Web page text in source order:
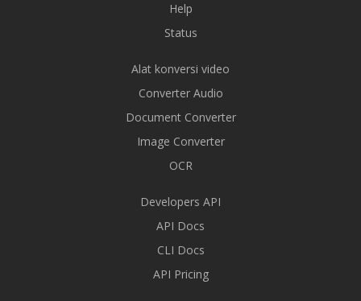
Help
Status
Alat konversi video
Converter Audio
Document Converter
Image Converter
OCR
Developers API
API Docs
CLI Docs
API Pricing